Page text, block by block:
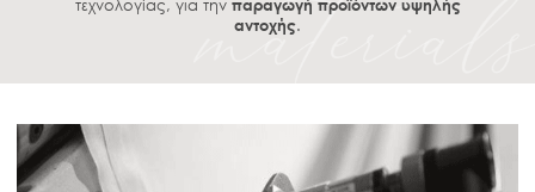
τεχνολογίας, για την παραγωγή προϊόντων υψηλής
αντοχής.